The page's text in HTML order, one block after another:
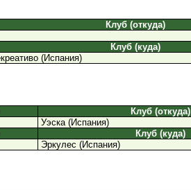
Клуб (откуда)
Клуб (куда)
(Испания)
Клуб (откуда)
Уэска (Испания)
Клуб (куда)
Эркулес (Испания)